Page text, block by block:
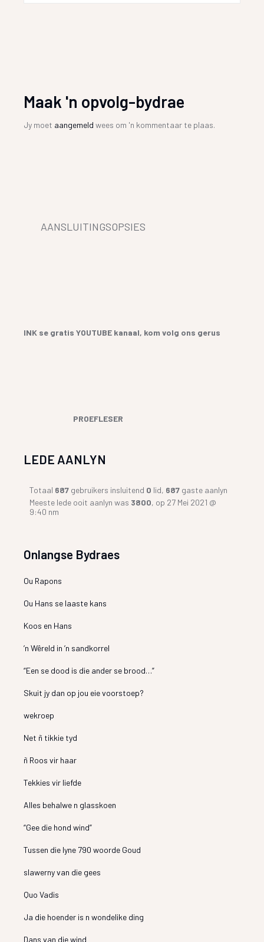
Maak 'n opvolg-bydrae
Jy moet aangemeld wees om 'n kommentaar te plaas.
AANSLUITINGSOPSIES
INK se gratis YOUTUBE kanaal, kom volg ons gerus
PROEFLESER
LEDE AANLYN
Totaal 687 gebruikers insluitend 0 lid, 687 gaste aanlyn
Meeste lede ooit aanlyn was 3800, op 27 Mei 2021 @
9:40 nm
Onlangse Bydraes
Ou Rapons
Ou Hans se laaste kans
Koos en Hans
’n Wêreld in ’n sandkorrel
“Een se dood is die ander se brood…”
Skuit jy dan op jou eie voorstoep?
wekroep
Net ñ tikkie tyd
ñ Roos vir haar
Tekkies vir liefde
Alles behalwe n glasskoen
“Gee die hond wind”
Tussen die lyne 790 woorde Goud
slawerny van die gees
Quo Vadis
Ja die hoender is n wondelike ding
Dans van die wind